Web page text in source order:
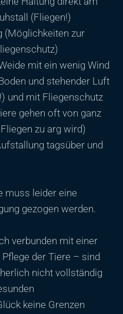
(Fliegen!)
(Möglichkeiten zur
mit ein wenig Wind
und stehender Luft
und mit Fliegenschutz
gehen oft von ganz
zu arg wird)
tagsüber und
muss leider eine
gezogen werden.
verbunden mit einer
der Tiere – sind
nicht vollständig
keine Grenzen